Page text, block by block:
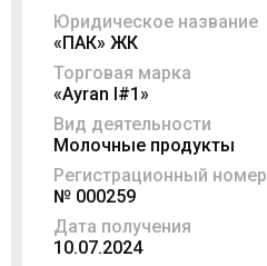
Юридическое название
«ПАК» ЖК
Торговая марка
«Ayran І#1»
Вид деятельности
Молочные продукты
Регистрационный номер
№ 000259
Дата получения
10.07.2024